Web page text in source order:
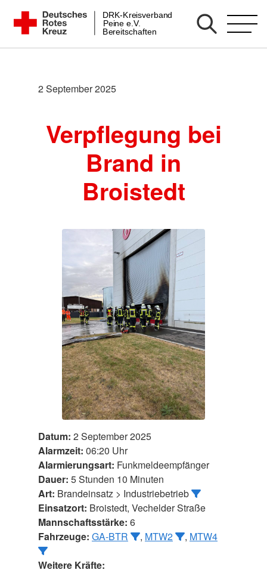
Zum
Inhalt
springen
DRK Bereitschaft Peine
Bereitschaften
Peine e.V.
DRK-Kreisverband
2 September 2025
Verpflegung bei
Brand in
Broistedt
Datum: 2 September 2025
Alarmzeit: 06:20 Uhr
Alarmierungsart: Funkmeldeempfänger
Dauer: 5 Stunden 10 Minuten
Art: Brandeinsatz > Industriebetrieb
Einsatzort: Broistedt, Vechelder Straße
Mannschaftsstärke: 6
Fahrzeuge: GA-BTR , MTW2 , MTW4
Weitere Kräfte: